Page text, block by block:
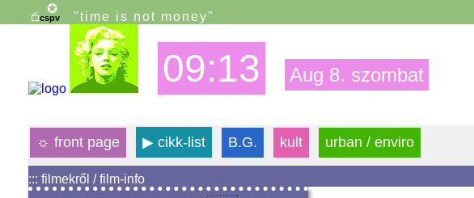
"time is not money"
09:13 Aug 8. szombat
☼ front page ▶ cikk-list B.G. kult urban / enviro
::: filmekről / film-info